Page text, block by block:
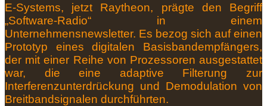
E-Systems, jetzt Raytheon, prägte den Begriff
„Software-Radio“ in einem
Unternehmensnewsletter. Es bezog sich auf einen
Prototyp eines digitalen Basisbandempfängers,
der mit einer Reihe von Prozessoren ausgestattet
war, die eine adaptive Filterung zur
Interferenzunterdrückung und Demodulation von
Breitbandsignalen durchführten.